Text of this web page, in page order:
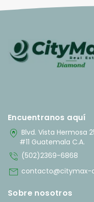
Encuentranos aquí
home_pin Blvd. Vista Hermosa
#11 Guatemala C.A.
phone_in_talk (502)2369-6868
mail contacto@citymax-
Sobre nosotros